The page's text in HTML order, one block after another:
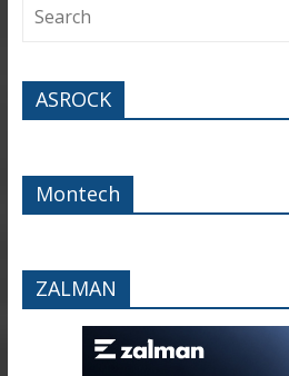
ASROCK
Montech
ZALMAN